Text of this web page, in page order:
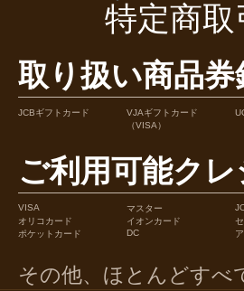
特定商
取り扱い商品券
JCBギフトカード
VJAギフトカード
（VISA）
ご利用可能ク
VISA マスター
オリコカード
イオンカード
ポケットカード
DC
その他、ほとんどすべ